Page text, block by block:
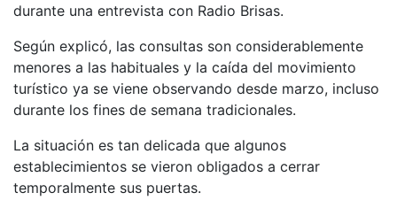
durante una entrevista con Radio Brisas.
Según explicó, las consultas son considerablemente
menores a las habituales y la caída del movimiento
turístico ya se viene observando desde marzo, incluso
durante los fines de semana tradicionales.
La situación es tan delicada que algunos
establecimientos se vieron obligados a cerrar
temporalmente sus puertas.